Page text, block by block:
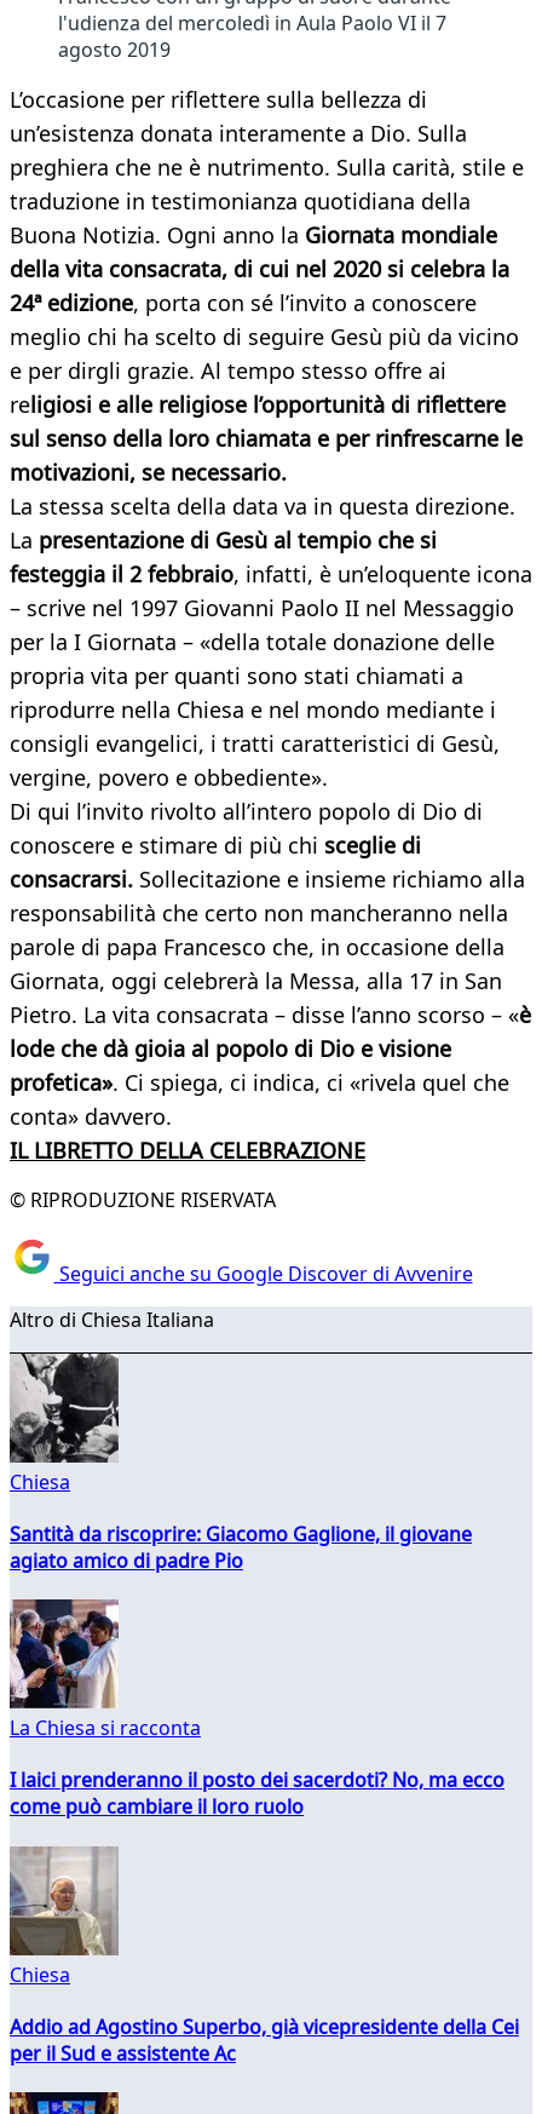
l'udienza del mercoledì in Aula Paolo VI il 7
agosto 2019
L’occasione per riflettere sulla bellezza di
un’esistenza donata interamente a Dio. Sulla
preghiera che ne è nutrimento. Sulla carità, stile e
traduzione in testimonianza quotidiana della
Buona Notizia. Ogni anno la Giornata mondiale
della vita consacrata, di cui nel 2020 si celebra la
24ª edizione, porta con sé l’invito a conoscere
meglio chi ha scelto di seguire Gesù più da vicino
e per dirgli grazie. Al tempo stesso offre ai
religiosi e alle religiose l’opportunità di riflettere
sul senso della loro chiamata e per rinfrescarne le
motivazioni, se necessario.
La stessa scelta della data va in questa direzione.
La presentazione di Gesù al tempio che si
festeggia il 2 febbraio, infatti, è un’eloquente icona
– scrive nel 1997 Giovanni Paolo II nel Messaggio
per la I Giornata – «della totale donazione delle
propria vita per quanti sono stati chiamati a
riprodurre nella Chiesa e nel mondo mediante i
consigli evangelici, i tratti caratteristici di Gesù,
vergine, povero e obbediente».
Di qui l’invito rivolto all’intero popolo di Dio di
conoscere e stimare di più chi sceglie di
consacrarsi. Sollecitazione e insieme richiamo alla
responsabilità che certo non mancheranno nella
parole di papa Francesco che, in occasione della
Giornata, oggi celebrerà la Messa, alla 17 in San
Pietro. La vita consacrata – disse l’anno scorso – «è
lode che dà gioia al popolo di Dio e visione
profetica». Ci spiega, ci indica, ci «rivela quel che
conta» davvero.
IL LIBRETTO DELLA CELEBRAZIONE
© RIPRODUZIONE RISERVATA
Seguici anche su Google Discover di Avvenire
Altro di Chiesa Italiana
Chiesa
Santità da riscoprire: Giacomo Gaglione, il giovane
agiato amico di padre Pio
La Chiesa si racconta
I laici prenderanno il posto dei sacerdoti? No, ma ecco
come può cambiare il loro ruolo
Chiesa
Addio ad Agostino Superbo, già vicepresidente della Cei
per il Sud e assistente Ac